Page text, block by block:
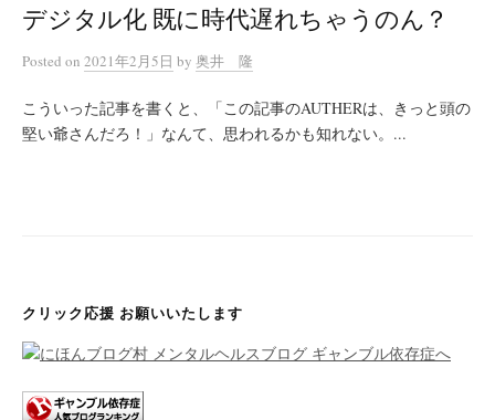
デジタル化 既に時代遅れちゃうのん？
Posted on 2021年2月5日 by 奥井 隆
こういった記事を書くと、「この記事のAUTHERは、きっと頭の
堅い爺さんだろ！」なんて、思われるかも知れない。...
クリック応援 お願いいたします